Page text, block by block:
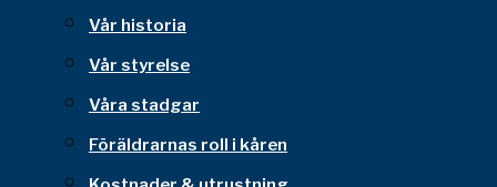
Vår historia
Vår styrelse
Våra stadgar
Föräldrarnas roll i kåren